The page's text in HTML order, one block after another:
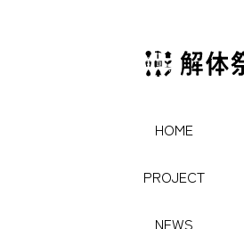
HOME
PROJECT
NEWS